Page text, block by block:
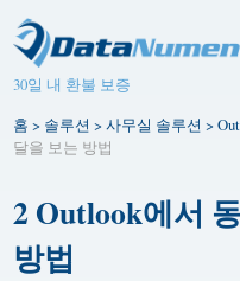
30일 내 환불 보증
홈 > 솔루션 >사무실 솔루션 >
달을 보는 방법
2 Outlook에서
방법